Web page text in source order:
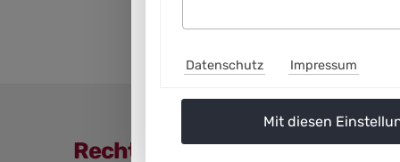
Rechtliche Angaben
Datenschutz Impressum
Mit diesen